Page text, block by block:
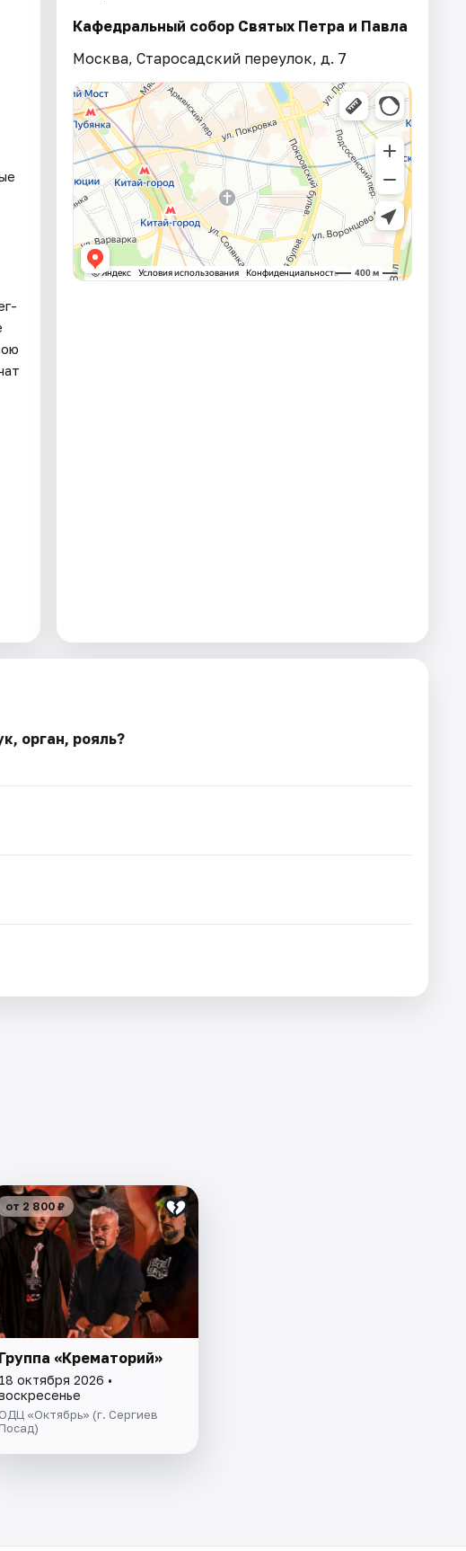
Кафедральный собор Святых Петра и Павла
Москва, Старосадский переулок, д. 7
орган, рояль?
от 2 800 ₽
Группа «Крематорий»
18 октября 2026 •
ОДЦ «Октябрь» (г. Сергиев